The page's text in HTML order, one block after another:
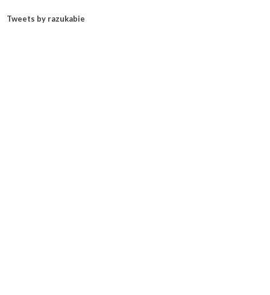
Tweets by razukabie